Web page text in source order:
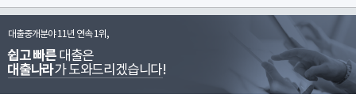
대출중개분야 11년 연속 1위,
쉽고 빠른 대출은
대출나라가 도와드리겠습니다!